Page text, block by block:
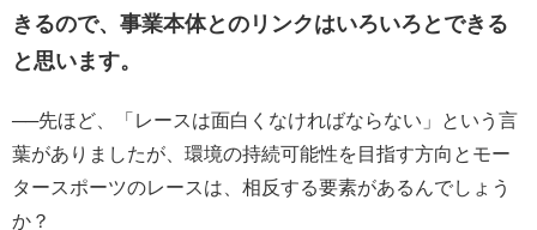
きるので、事業本体とのリンクはいろいろとできる
と思います。
──先ほど、「レースは面白くなければならない」という言
葉がありましたが、環境の持続可能性を目指す方向とモー
タースポーツのレースは、相反する要素があるんでしょう
か？